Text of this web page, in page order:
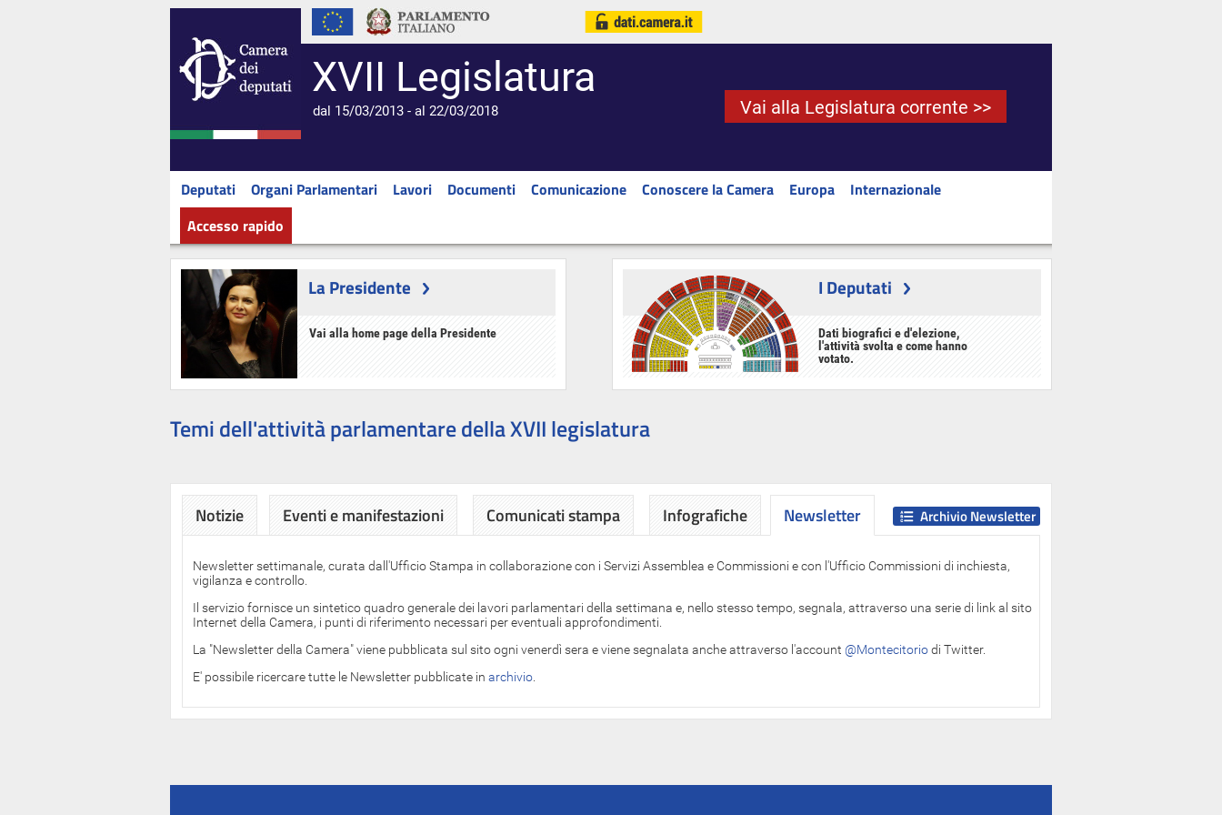
XVII Legislatura
dal 15/03/2013 - al 22/03/2018 Vai alla Legislatura corrente >>
Deputati Organi Parlamentari Lavori Documenti Comunicazione Conoscere la Camera Europa
Internazionale
Accesso rapido
La Presidente
Vai alla home page della Presidente
I Deputati
Dati biografici e d'elezione,
l'attività svolta e come hanno
votato.
Temi dell'attività parlamentare della XVII legislatura
Notizie Eventi e manifestazioni Comunicati stampa Infografiche Newsletter
Newsletter
Newsletter settimanale, curata dall'Ufficio Stampa in collaborazione con i Servizi Assemblea e Commissioni e con l'Ufficio Commissioni di inchiesta,
vigilanza e controllo.
Il servizio fornisce un sintetico quadro generale dei lavori parlamentari della settimana e, nello stesso tempo, segnala, attraverso una serie di link al sito
Internet della Camera, i punti di riferimento necessari per eventuali approfondimenti.
La "Newsletter della Camera" viene pubblicata sul sito ogni venerdì sera e viene segnalata anche attraverso l'account @Montecitoriodi Twitter.
E' possibile ricercare tutte le Newsletter pubblicate in archivio
Archivio Newsletter